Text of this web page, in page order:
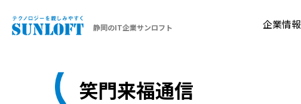
静岡のIT企業サンロフト 企業情報
笑門来福通信